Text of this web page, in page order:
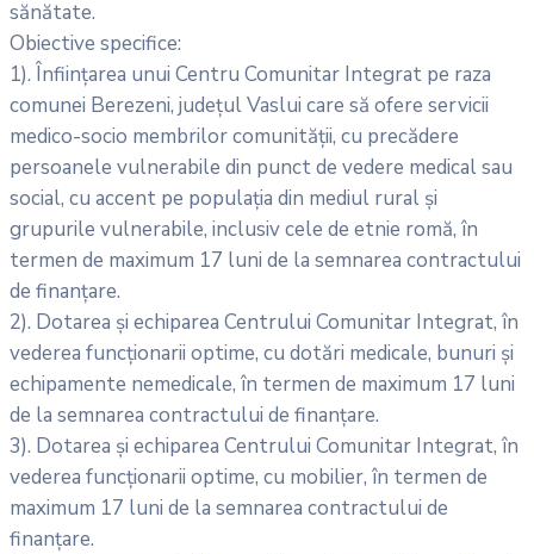
sănătate.
Obiective specifice:
1). Înființarea unui Centru Comunitar Integrat pe raza
comunei Berezeni, județul Vaslui care să ofere servicii
medico-socio membrilor comunității, cu precădere
persoanele vulnerabile din punct de vedere medical sau
social, cu accent pe populația din mediul rural și
grupurile vulnerabile, inclusiv cele de etnie romă, în
termen de maximum 17 luni de la semnarea contractului
de finanțare.
2). Dotarea și echiparea Centrului Comunitar Integrat, în
vederea funcționarii optime, cu dotări medicale, bunuri şi
echipamente nemedicale, în termen de maximum 17 luni
de la semnarea contractului de finanțare.
3). Dotarea și echiparea Centrului Comunitar Integrat, în
vederea funcționarii optime, cu mobilier, în termen de
maximum 17 luni de la semnarea contractului de
finanțare.